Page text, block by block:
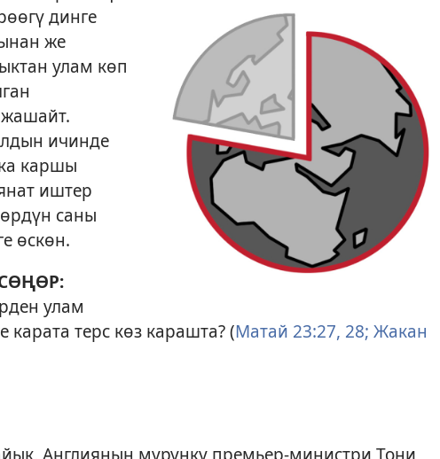
динге
же
улам көп
ичинде
каршы
иштер
саны
өскөн.
улам
терс көз карашта? (Матай 23:27, 28; Жакан
Англиянын мурунку премьер-министри Тони